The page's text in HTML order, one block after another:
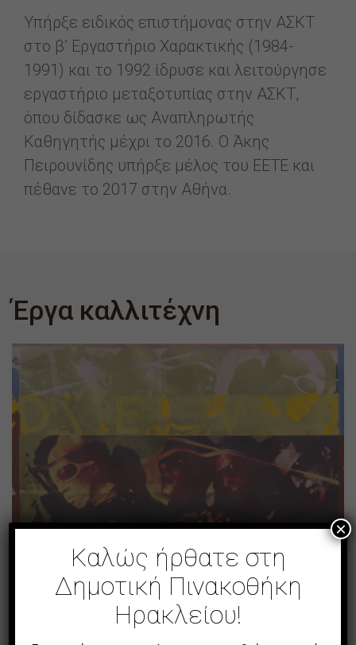
Υπήρξε ειδικός επιστήμονας στην ΑΣΚΤ
στο β’ Εργαστήριο Χαρακτικής (1984-
1991) και το 1992 ίδρυσε και λειτούργησε
εργαστήριο μεταξοτυπίας στην ΑΣΚΤ,
όπου δίδασκε ως Αναπληρωτής
Καθηγητής μέχρι το 2016. Ο Άκης
Πειρουνίδης υπήρξε μέλος του ΕΕΤΕ και
πέθανε το 2017 στην Αθήνα.
Έργα καλλιτέχνη
Καλώς ήρθατε στη
Δημοτική Πινακοθήκη
Ηρακλείου!
×